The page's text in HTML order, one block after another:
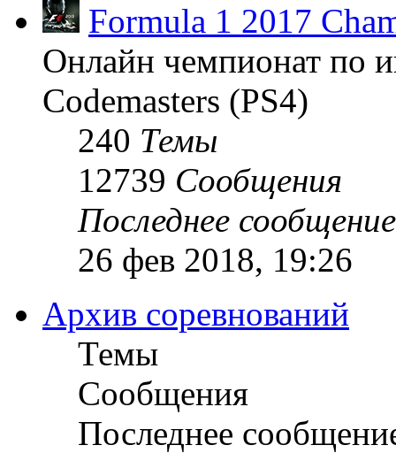
Formula 1 2017
Онлайн чемпионат по
Codemasters (PS4)
240 Темы
12739 Сообщения
Последнее сообщение
26 фев 2018, 19:26
Архив соревнований
Темы
Сообщения
Последнее